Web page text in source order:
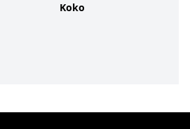
Koko